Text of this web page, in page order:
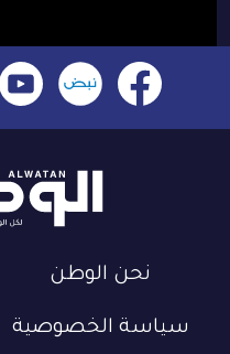
نحن الوطن
سياسة الخصوصية